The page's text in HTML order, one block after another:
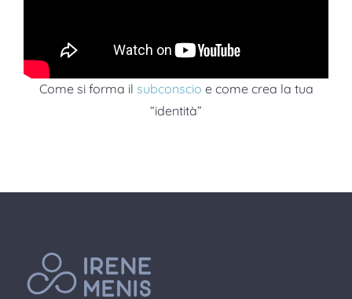
Come si forma il subconscio e come crea la tua
“identità”